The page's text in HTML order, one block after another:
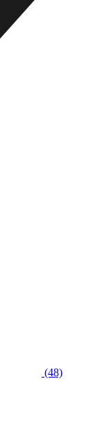
(48)